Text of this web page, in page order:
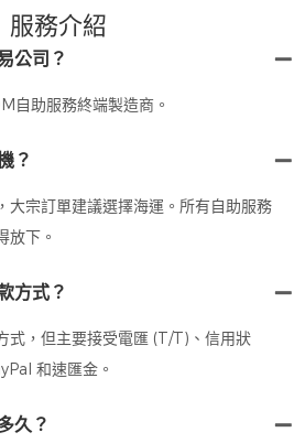
服務介紹
公司？
自助服務終端製造商。
？
大宗訂單建議選擇海運。所有自助服務
放下。
方式？
式，但主要接受電匯 (T/T)、信用狀
和速匯金。
久？